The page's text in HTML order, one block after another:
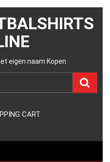
eigen naam Kopen
CART